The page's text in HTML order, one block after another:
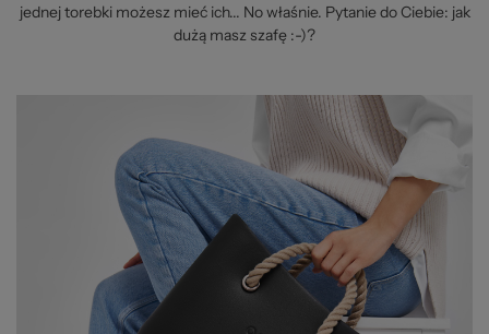
jednej torebki możesz mieć ich... No właśnie. Pytanie do Ciebie: jak
dużą masz szafę :-)?